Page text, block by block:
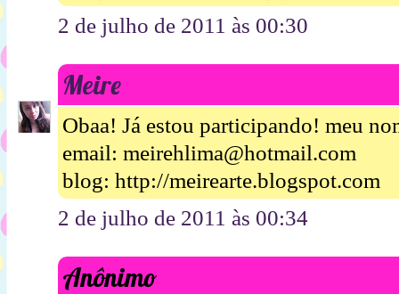
2 de julho de 2011 às 00:30
Meire
Obaa! Já estou participando! meu
email: meirehlima@hotmail.com
blog: http://meirearte.blogspot.com
2 de julho de 2011 às 00:34
Anônimo